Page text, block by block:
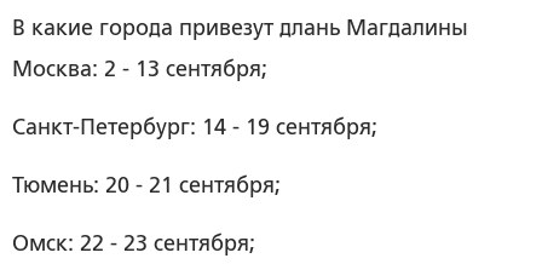
В какие города привезут длань Магдалины
Москва: 2 - 13 сентября;
Санкт-Петербург: 14 - 19 сентября;
Тюмень: 20 - 21 сентября;
Омск: 22 - 23 сентября;